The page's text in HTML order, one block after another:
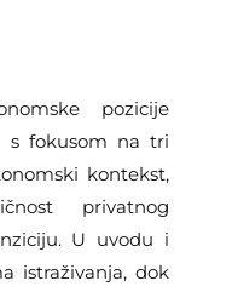
pozicije
s fokusom na tri
kontekst,
privatnog
U uvodu i
istraživanja, dok